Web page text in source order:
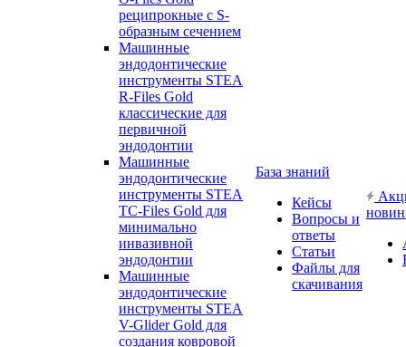
реципрокные с S-
образным сечением
Машинные
эндодонтические
инструменты STEA
R-Files Gold
классические для
первичной
эндодонтии
Машинные
эндодонтические
инструменты STEA
TC-Files Gold для
минимально
инвазивной
эндодонтии
Машинные
эндодонтические
инструменты STEA
V-Glider Gold для
создания ковровой
База знаний
Кейсы
Вопросы и
ответы
Статьи
Файлы для
скачивания